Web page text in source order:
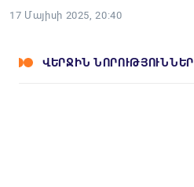
17 Մայիսի 2025, 20:40
ՎԵՐՋԻՆ ՆՈՐՈՒԹՅՈՒՆՆԵՐ